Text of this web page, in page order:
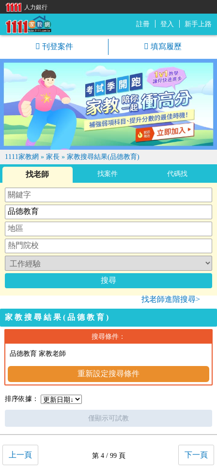
註冊 登入 新手上路
刊登案件 填寫履歷
1111家教網 » 家長 » 家教搜尋結果(品德教育)
找老師 找案件 代碼找
找老師進階搜尋>
家教搜尋結果(品德教育)
搜尋條件：
品德教育 家教老師
重新設定搜尋條件
排序依據：
僅顯示可試教
上一頁 第 4 / 99 頁 下一頁
人力銀行